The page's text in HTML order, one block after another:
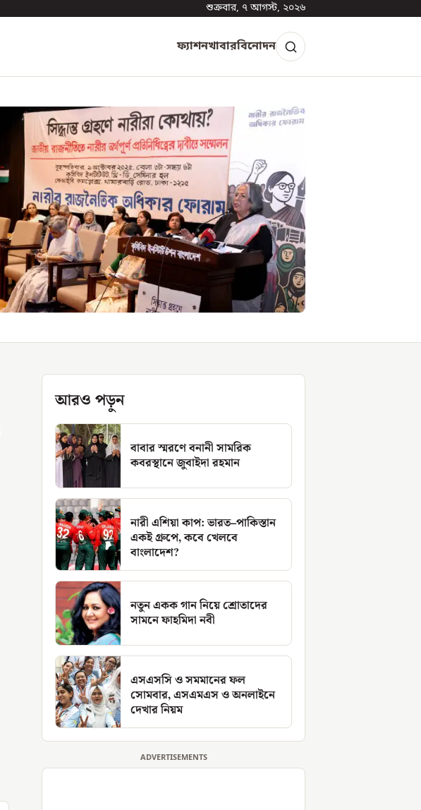
শুক্রবার, ৭ আগস্ট, ২০২৬
ফ্যাশনখাবারবিনোদন
আরও পড়ুন
বাবার স্মরণে বনানী সামরিক
কবরস্থানে জুবাইদা রহমান
নারী এশিয়া কাপ: ভারত–পাকিস্তান
একই গ্রুপে, কবে খেলবে
বাংলাদেশ?
নতুন একক গান নিয়ে শ্রোতাদের
সামনে ফাহমিদা নবী
এসএসসি ও সমমানের ফল
সোমবার, এসএমএস ও অনলাইনে
দেখার নিয়ম
ADVERTISEMENTS